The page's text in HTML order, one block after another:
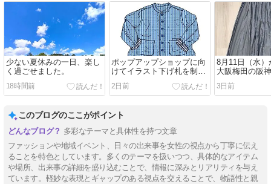
少ない夏休みの一日、楽し
く過ごせました。
18時間前
ポップアップショップに向
けてイラスト下げ札を制作
の巻
2日前
8月11日（水）
大阪梅田の阪
始まるポップ
プ用の商品を
3日前
このブログのここがポイント
多彩なテーマと具体性を持つ文章
ファッションや地域イベント、日々の出来事を女性の視点から丁寧に伝え
ることを特色としています。多くのテーマを扱いつつ、具体的なアイテム
や場所、出来事の詳細を盛り込むことで、情報に深みとリアリティを与え
ています。軽妙な表現とギャップのある視点を交えることで、物語性と親